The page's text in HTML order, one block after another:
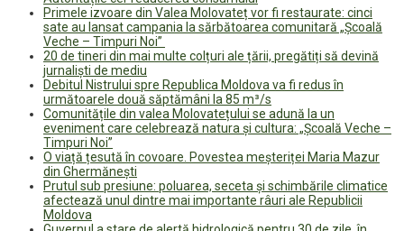
Primele izvoare din Valea Molovateț vor fi restaurate: cinci
sate au lansat campania la sărbătoarea comunitară „Școală
Veche – Timpuri Noi”
20 de tineri din mai multe colțuri ale țării, pregătiți să devină
jurnaliști de mediu
Debitul Nistrului spre Republica Moldova va fi redus în
următoarele două săptămâni la 85 m³/s
Comunitățile din valea Molovatețului se adună la un
eveniment care celebrează natura și cultura: „Școală Veche –
Timpuri Noi”
O viață țesută în covoare. Povestea meșteriței Maria Mazur
din Ghermănești
Prutul sub presiune: poluarea, seceta și schimbările climatice
afectează unul dintre mai importante râuri ale Republicii
Moldova